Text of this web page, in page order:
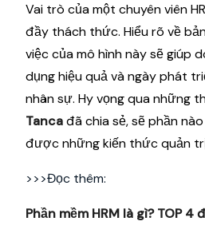
Vai trò của một chuyên viên
đầy thách thức. Hiểu rõ về
việc của mô hình này sẽ giúp
dụng hiệu quả và ngày phát
nhân sự. Hy vọng qua những
Tancađã chia sẻ, sẽ phần
được những kiến thức quản
>>>Đọc thêm:
Phần mềm HRM là gì? TOP 4